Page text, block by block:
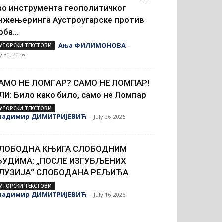
инструмента геополитичког
Аустроугарске против
ТЕКСТОВИ Ања ФИЛИМОНОВА -
30, 2026
НЕ ЛОМПАР? САМО НЕ ЛОМПАР!
Било како било, само не Ломпар
ТЕКСТОВИ
ДИМИТРИЈЕВИЋ - July 26, 2026
КЊИГА СЛОБОДНИМ
„ПОСЛЕ ИЗГУБЉЕНИХ
СЛОБОДАНА РЕЉИЋА
ТЕКСТОВИ
ДИМИТРИЈЕВИЋ - July 16, 2026